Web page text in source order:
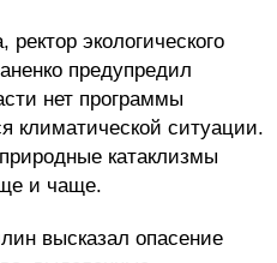
ректор экологического
предупредил
нет программы
климатической ситуации.
катаклизмы
и чаще.
высказал опасение